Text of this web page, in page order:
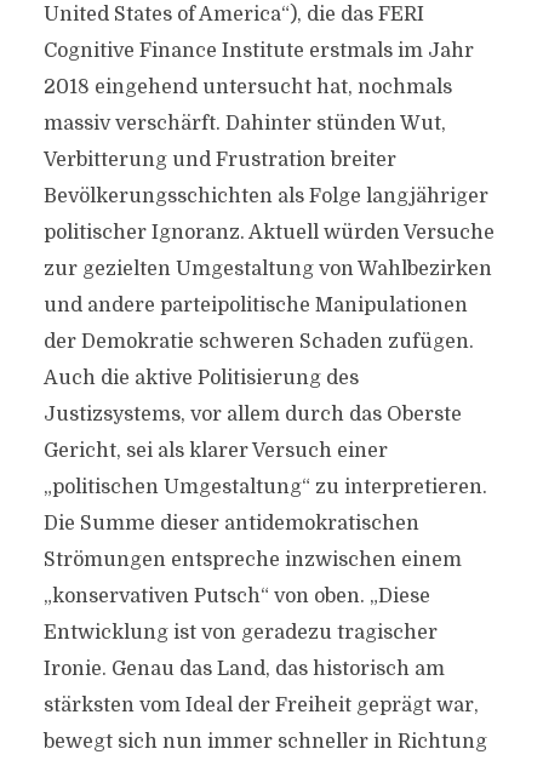
United States of America“), die das FERI
Cognitive Finance Institute erstmals im Jahr
2018 eingehend untersucht hat, nochmals
massiv verschärft. Dahinter stünden Wut,
Verbitterung und Frustration breiter
Bevölkerungsschichten als Folge langjähriger
politischer Ignoranz. Aktuell würden Versuche
zur gezielten Umgestaltung von Wahlbezirken
und andere parteipolitische Manipulationen
der Demokratie schweren Schaden zufügen.
Auch die aktive Politisierung des
Justizsystems, vor allem durch das Oberste
Gericht, sei als klarer Versuch einer
„politischen Umgestaltung“ zu interpretieren.
Die Summe dieser antidemokratischen
Strömungen entspreche inzwischen einem
„konservativen Putsch“ von oben. „Diese
Entwicklung ist von geradezu tragischer
Ironie. Genau das Land, das historisch am
stärksten vom Ideal der Freiheit geprägt war,
bewegt sich nun immer schneller in Richtung